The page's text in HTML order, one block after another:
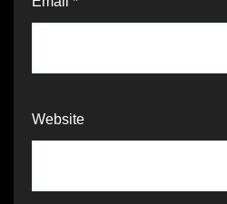
Website